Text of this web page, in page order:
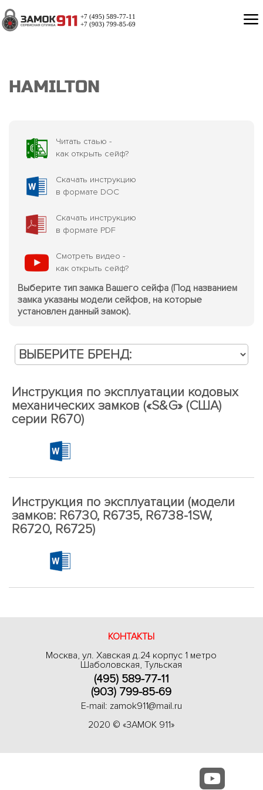
+7 (495) 589-77-11
+7 (903) 799-85-69
HAMILTON
Читать стаью -
как открыть сейф?
Скачать инструкцию
в формате DOC
Скачать инструкцию
в формате PDF
Смотреть видео -
как открыть сейф?
Выберите тип замка Вашего сейфа (Под названием
замка указаны модели сейфов, на которые
установлен данный замок).
Инструкция по эксплуатации кодовых
механических замков («S&G» (США)
серии R670)
Инструкция по эксплуатации (модели
замков: R6730, R6735, R6738-1SW,
R6720, R6725)
КОНТАКТЫ
Москва, ул. Хавская д.24 корпус 1 метро
Шаболовская, Тульская
(495) 589-77-11
(903) 799-85-69
E-mail: zamok911@mail.ru
2020 © «ЗАМОК 911»